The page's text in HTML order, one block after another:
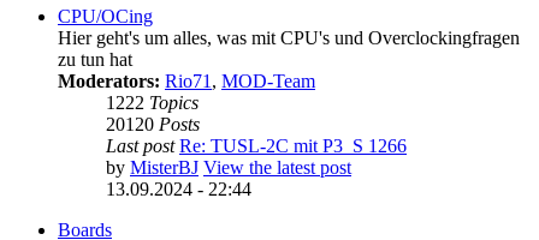
CPU/OCing
Hier geht's um alles, was mit CPU's und Overclockingfragen
zu tun hat
Moderators: Rio71, MOD-Team
1222 Topics
20120 Posts
Last post Re: TUSL-2C mit P3_S 1266
by MisterBJ View the latest post
13.09.2024 - 22:44
Boards